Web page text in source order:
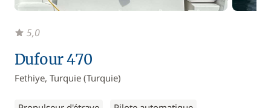
Dufour 470
Fethiye, Turquie (Turquie)
5,0